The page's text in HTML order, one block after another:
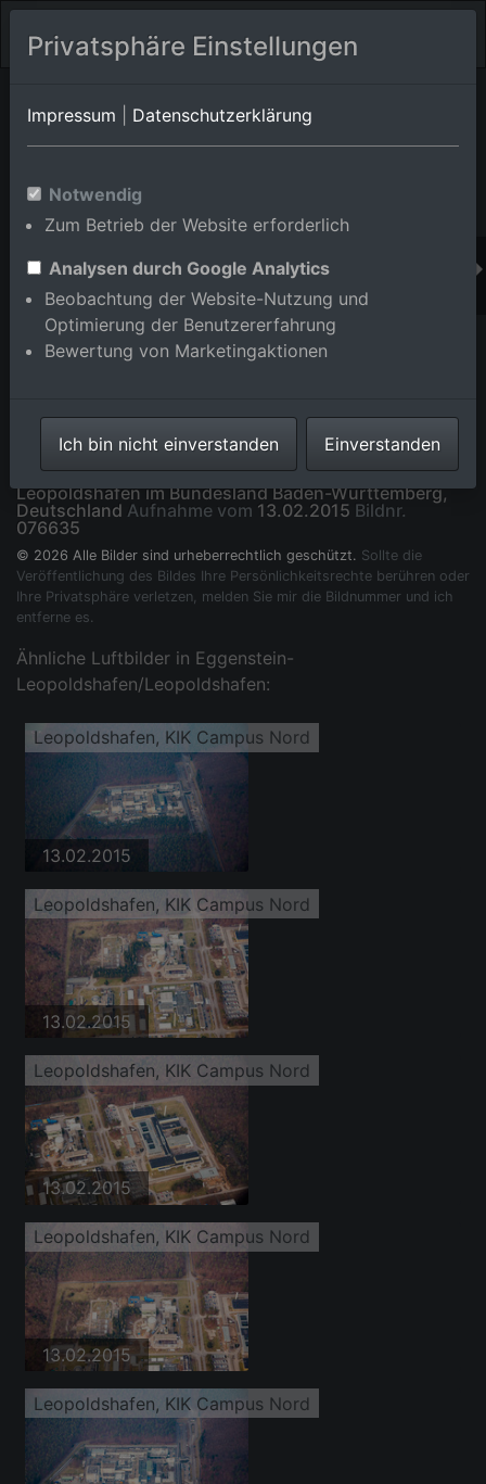
Orts-Album von Eggenstein-Leopoldshafen/Leopoldshafen
Baden-Württemberg,Deutschland
Im Shop bestellen
Leopoldshafen, KIK Campus Nord in Eggenstein-
Leopoldshafen im Bundesland Baden-Württemberg,
Deutschland Aufnahme vom 13.02.2015 Bildnr.
076635
© 2026 Alle Bilder sind urheberrechtlich geschützt. Sollte die
Veröffentlichung des Bildes Ihre Persönlichkeitsrechte berühren oder
Ihre Privatsphäre verletzen, melden Sie mir die Bildnummer und ich
entferne es.
Ähnliche Luftbilder in Eggenstein-
Leopoldshafen/Leopoldshafen:
Leopoldshafen, KIK Campus Nord
13.02.2015
Leopoldshafen, KIK Campus Nord
13.02.2015
Leopoldshafen, KIK Campus Nord
13.02.2015
Leopoldshafen, KIK Campus Nord
13.02.2015
Leopoldshafen, KIK Campus Nord
Privatsphäre Einstellungen
Impressum Datenschutzerklärung
Notwendig
Zum Betrieb der Website erforderlich
Analysen durch Google Analytics
Beobachtung der Website-Nutzung und
Optimierung der Benutzererfahrung
Bewertung von Marketingaktionen
Ich bin nicht einverstanden Einverstanden